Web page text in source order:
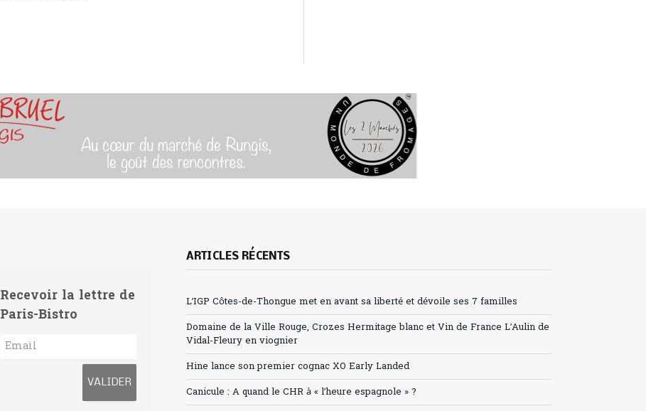
Recevoir la lettre de
Paris-Bistro
ARTICLES RÉCENTS
L’IGP Côtes-de-Thongue met en avant sa liberté et dévoile ses 7 familles
Domaine de la Ville Rouge, Crozes Hermitage blanc et Vin de France L’Aulin de
Vidal-Fleury en viognier
Hine lance son premier cognac XO Early Landed
Canicule : A quand le CHR à « l’heure espagnole » ?